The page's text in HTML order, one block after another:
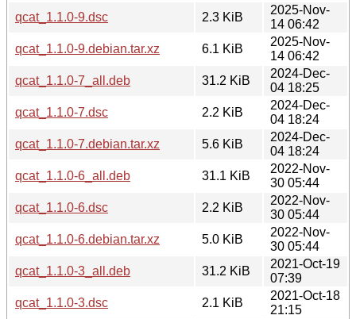
qcat_1.1.0-9.dsc
2.3 KiB
2025-Nov-
14 06:42
qcat_1.1.0-9.debian.tar.xz
6.1 KiB
2025-Nov-
14 06:42
qcat_1.1.0-7_all.deb
31.2 KiB
2024-Dec-
04 18:25
qcat_1.1.0-7.dsc
2.2 KiB
2024-Dec-
04 18:24
qcat_1.1.0-7.debian.tar.xz
5.6 KiB
2024-Dec-
04 18:24
qcat_1.1.0-6_all.deb
31.1 KiB
2022-Nov-
30 05:44
qcat_1.1.0-6.dsc
2.2 KiB
2022-Nov-
30 05:44
qcat_1.1.0-6.debian.tar.xz
5.0 KiB
2022-Nov-
30 05:44
qcat_1.1.0-3_all.deb
31.2 KiB
2021-Oct-19
07:39
qcat_1.1.0-3.dsc
2.1 KiB
2021-Oct-18
21:15